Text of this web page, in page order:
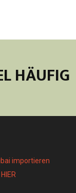
HÄUFIG
importieren